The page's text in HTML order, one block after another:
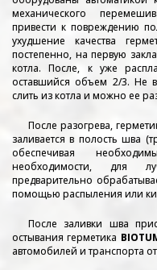
механического
привести к повреждению
ухудшение качества
постепенно, на первую
котла. После, к уже
оставшийся объем 2/3. Не
слить из котла и можно ее
После разогрева,
заливается в полость шва
обеспечивая
необходимости, для
предварительно
помощью распыления или
После заливки шва
остывания герметика
автомобилей и транспорта